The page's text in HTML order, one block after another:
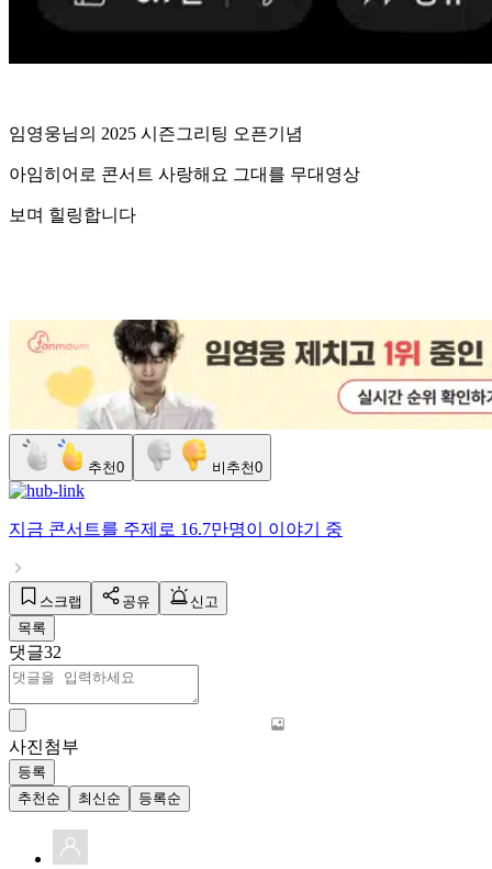
임영웅님의 2025 시즌그리팅 오픈기념
아임히어로 콘서트 사랑해요 그대를 무대영상
보며 힐링합니다
추천0 비추천0
지금 콘서트를 주제로 16.7만명이 이야기 중
스크랩 공유
신고
목록
댓글32
사진첨부
등록
추천순
최신순 등록순